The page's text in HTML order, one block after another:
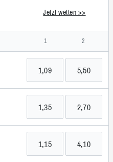
Jetzt wetten >>
1 2
1,09 5,50
1,35 2,70
1,15 4,10